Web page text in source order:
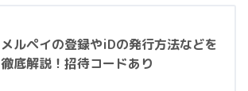
メルペイの登録やiDの発行方法などを
徹底解説！招待コードあり